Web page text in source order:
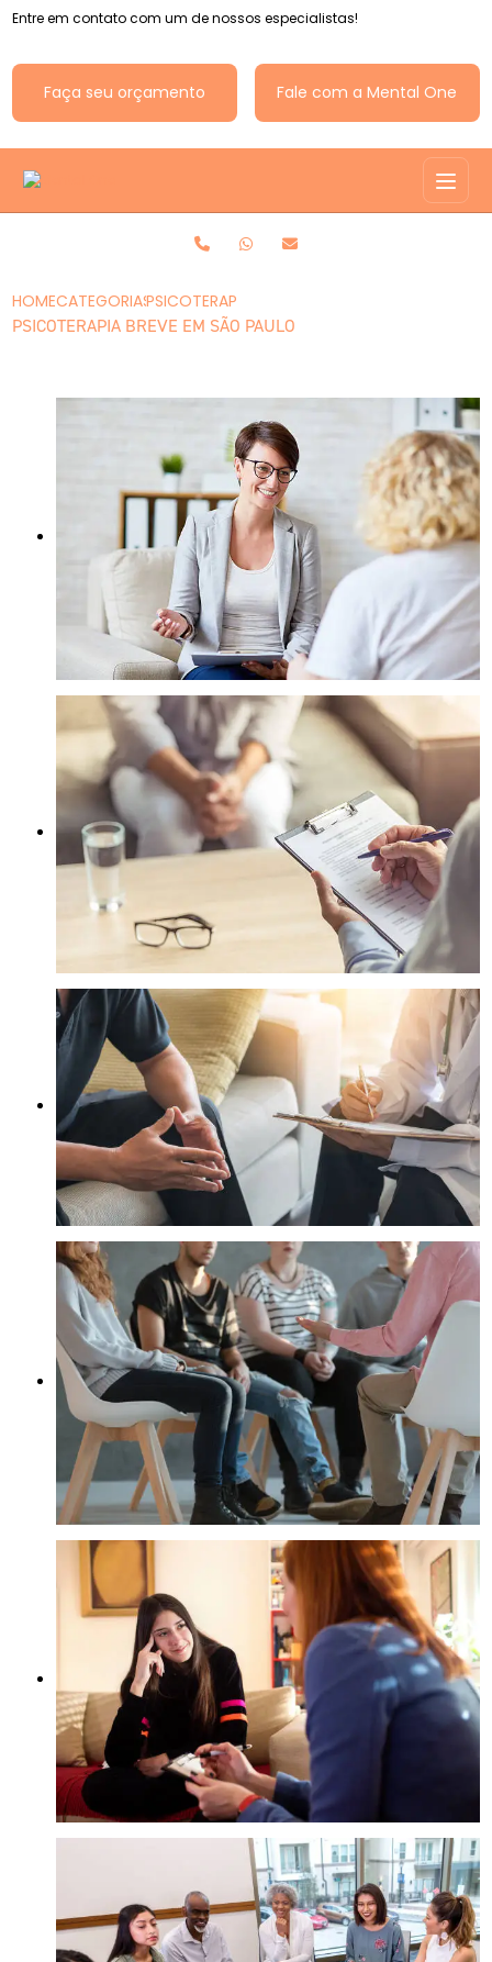
Entre em contato com um de nossos especialistas!
Faça seu orçamento Fale com a Mental One
HOMECATEGORIASPSICOTERAPIA BREVE EM SÃO PAULO
PSICOTERAPIA BREVE EM SÃO PAULO